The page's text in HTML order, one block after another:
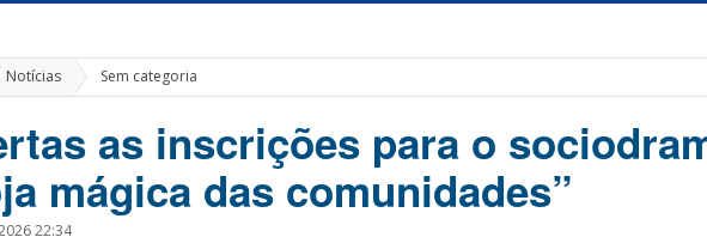
Notícias Sem categoria
as inscrições para o
mágica das comunidades”
22:34